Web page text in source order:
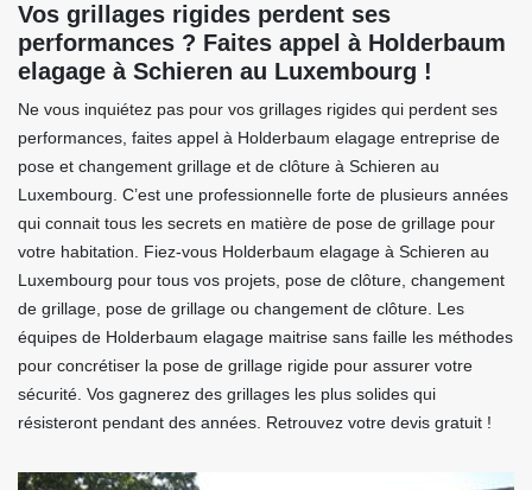
Vos grillages rigides perdent ses
performances ? Faites appel à Holderbaum
elagage à Schieren au Luxembourg !
Ne vous inquiétez pas pour vos grillages rigides qui perdent ses
performances, faites appel à Holderbaum elagage entreprise de
pose et changement grillage et de clôture à Schieren au
Luxembourg. C’est une professionnelle forte de plusieurs années
qui connait tous les secrets en matière de pose de grillage pour
votre habitation. Fiez-vous Holderbaum elagage à Schieren au
Luxembourg pour tous vos projets, pose de clôture, changement
de grillage, pose de grillage ou changement de clôture. Les
équipes de Holderbaum elagage maitrise sans faille les méthodes
pour concrétiser la pose de grillage rigide pour assurer votre
sécurité. Vos gagnerez des grillages les plus solides qui
résisteront pendant des années. Retrouvez votre devis gratuit !